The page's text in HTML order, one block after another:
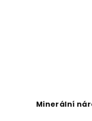
Minerální